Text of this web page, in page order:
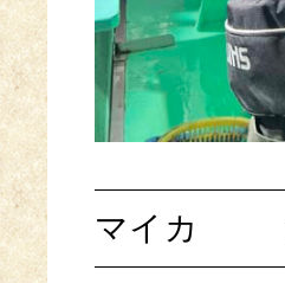
マイカ